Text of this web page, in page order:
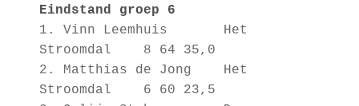
Eindstand groep 6
1. Vinn Leemhuis Het
Stroomdal 8 64 35,0
2.
Matthias de Jong Het
Stroomdal 6 60 23,5